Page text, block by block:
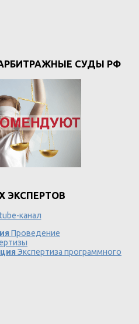
СУДЫ РФ
ЭКСПЕРТОВ
Проведение
Экспертиза программного